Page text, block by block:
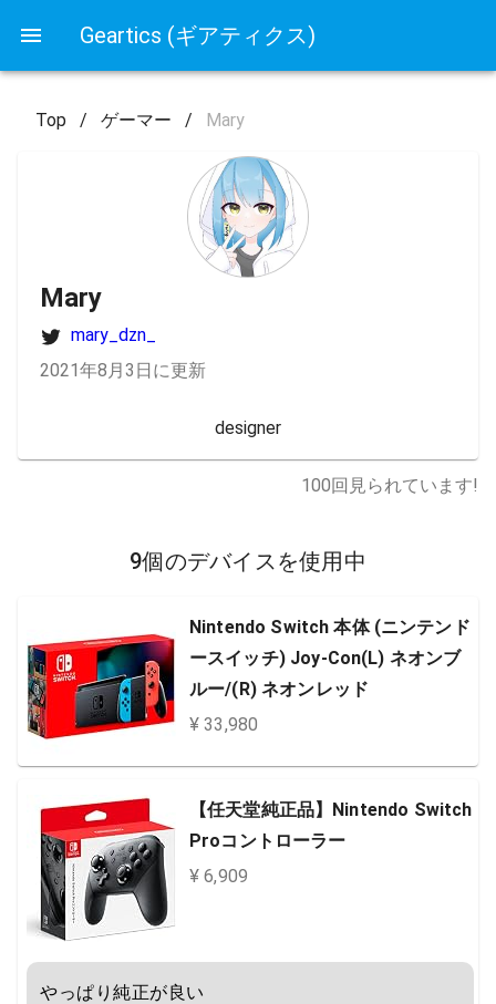
Geartics (ギアティクス)
Top / ゲーマー / Mary
Mary
mary_dzn_
2021年8月3日に更新
designer
100回見られています!
9個のデバイスを使用中
Nintendo Switch 本体 (ニンテンド
ースイッチ) Joy-Con(L) ネオンブ
ルー/(R) ネオンレッド
¥ 33,980
【任天堂純正品】Nintendo Switch
Proコントローラー
¥ 6,909
やっぱり純正が良い